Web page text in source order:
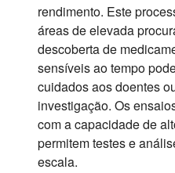
rendimento. Este
áreas de elevada
descoberta de
sensíveis ao tempo
cuidados aos doentes
investigação. Os
com a capacidade de
permitem testes e
escala.